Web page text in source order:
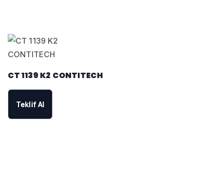
CT 1139 K2 CONTITECH
Teklif Al